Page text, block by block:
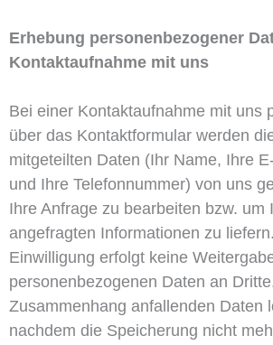
Erhebung personenbezogener
Kontaktaufnahme mit uns
Bei einer Kontaktaufnahme mit uns
über das Kontaktformular werden
mitgeteilten Daten (Ihr Name, Ihre
und Ihre Telefonnummer) von uns
Ihre Anfrage zu bearbeiten bzw. um
angefragten Informationen zu
Einwilligung erfolgt keine
personenbezogenen Daten an
Zusammenhang anfallenden Daten
nachdem die Speicherung nicht